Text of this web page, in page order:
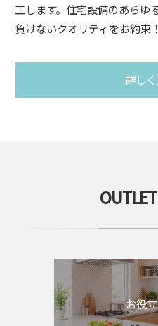
工します。住宅設備のあらゆ
負けないクオリティをお約束！
詳し
お役